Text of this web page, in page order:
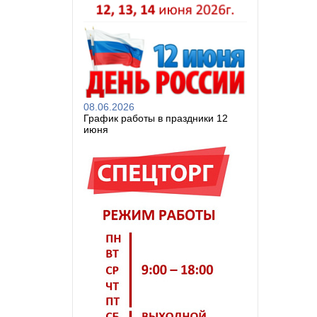
08.06.2026
График работы в праздники 12
июня